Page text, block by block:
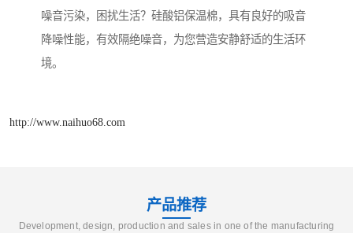
噪音污染，困扰生活？硅酸铝保温棉，具有良好的吸音
降噪性能，有效隔绝噪音，为您营造安静舒适的生活环
境。
http://www.naihuo68.com
产品推荐
Development, design, production and sales in one of the manufacturing